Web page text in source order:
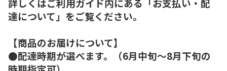
詳しくはご利用ガイド内にある「お支払い・配
達について」をご覧ください。
【商品のお届けについて】
●配達時期が選べます。（6月中旬～8月下旬の